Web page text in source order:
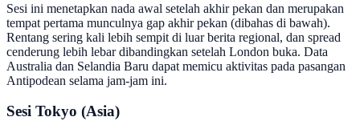
Sesi ini menetapkan nada awal setelah akhir pekan dan merupakan
tempat pertama munculnya gap akhir pekan (dibahas di bawah).
Rentang sering kali lebih sempit di luar berita regional, dan spread
cenderung lebih lebar dibandingkan setelah London buka. Data
Australia dan Selandia Baru dapat memicu aktivitas pada pasangan
Antipodean selama jam-jam ini.
Sesi Tokyo (Asia)